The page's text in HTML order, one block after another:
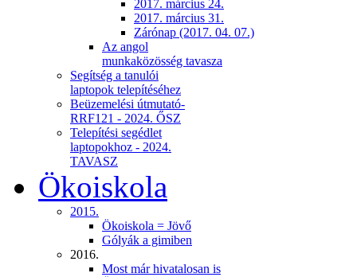
2017. március 24.
2017. március 31.
Zárónap (2017. 04. 07.)
Az angol
munkaközösség tavasza
Segítség a tanulói
laptopok telepítéséhez
Beüzemelési útmutató-
RRF121 - 2024. ŐSZ
Telepítési segédlet
laptopokhoz - 2024.
TAVASZ
Ökoiskola
2015.
Ökoiskola = Jövő
Gólyák a gimiben
2016.
Most már hivatalosan is